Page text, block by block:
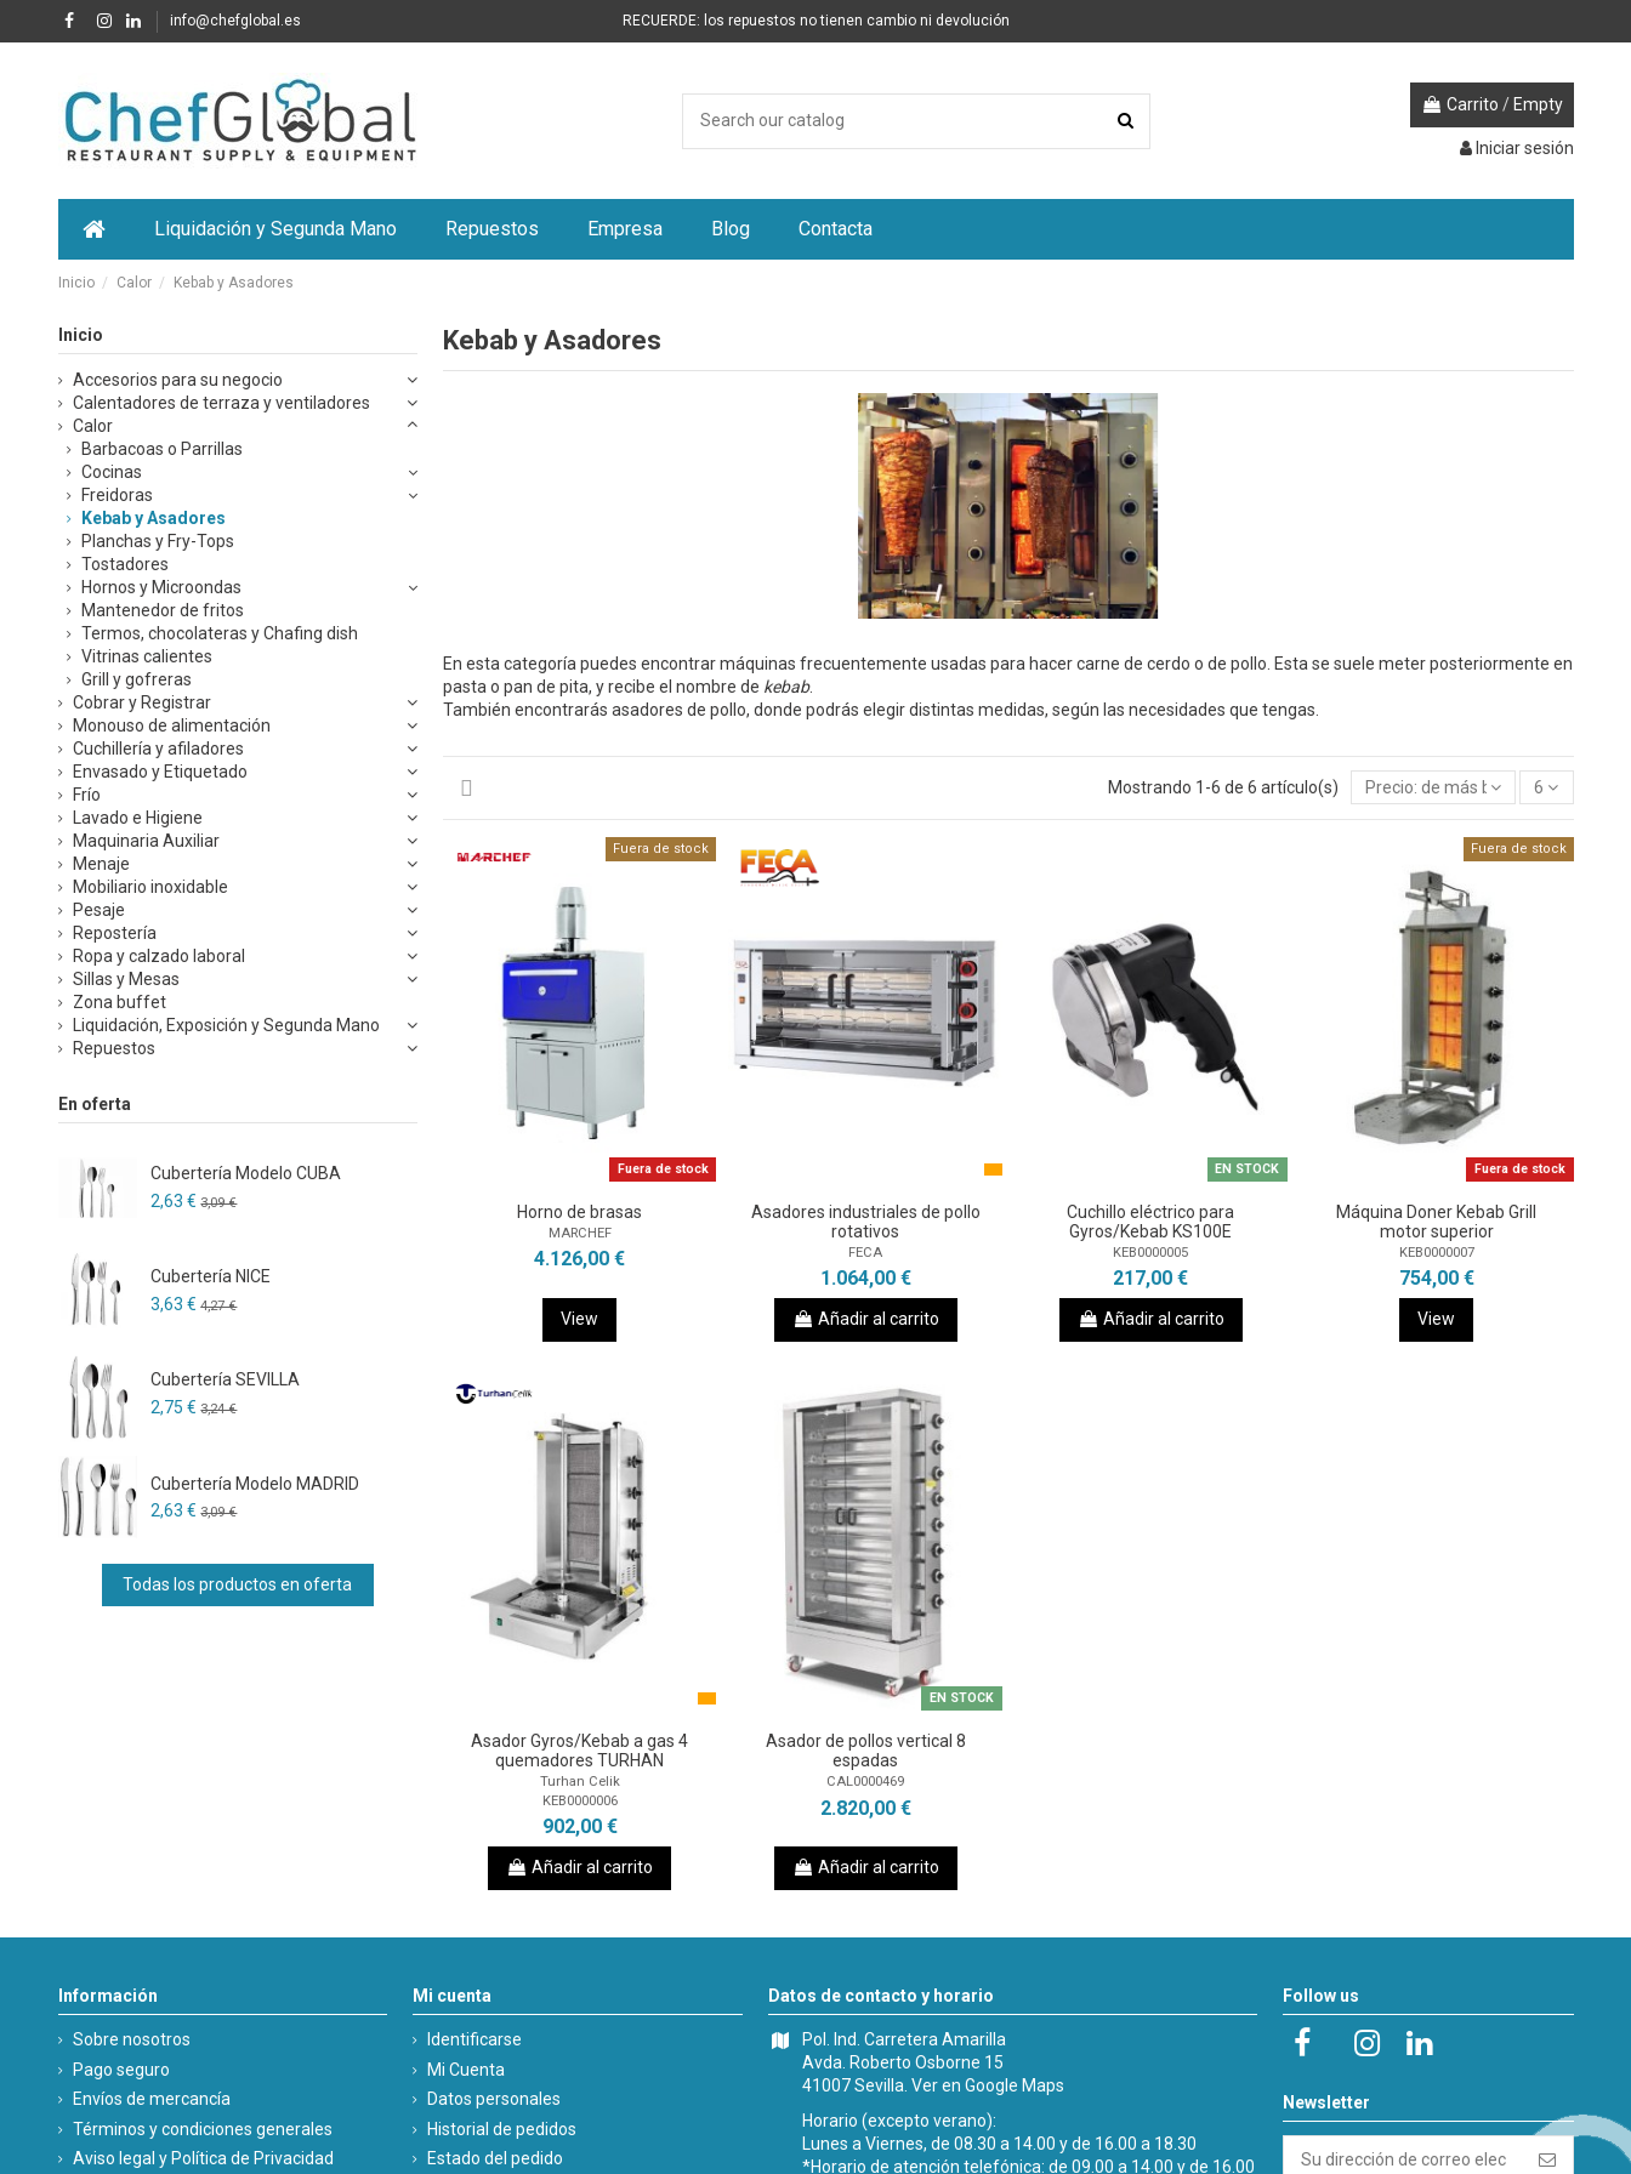
info@chefglobal.es RECUERDE: los repuestos no tienen cambio ni devolución
Carrito / Empty
Iniciar sesión
Liquidación y Segunda Mano Repuestos Empresa Blog Contacta
Inicio Calor Kebab y Asadores
Kebab y Asadores
En esta categoría puedes encontrar máquinas frecuentemente usadas para hacer carne de cerdo o de pollo. Esta se suele meter posteriormente en
pasta o pan de pita, y recibe el nombre de kebab.
También encontrarás asadores de pollo, donde podrás elegir distintas medidas, según las necesidades que tengas.
Mostrando 1-6 de 6 artículo(s) Precio: de más bajo a más alto
6
Fuera de stock
Fuera de stock
Horno de brasas
MARCHEF
4.126,00 €
View
Asadores industriales de pollo
rotativos
FECA
1.064,00 €
Añadir al carrito
EN STOCK
Cuchillo eléctrico para
Gyros/Kebab KS100E
KEB0000005
217,00 €
Añadir al carrito
Fuera de stock
Fuera de stock
Máquina Doner Kebab Grill
motor superior
KEB0000007
754,00 €
View
Asador Gyros/Kebab a gas 4
quemadores TURHAN
Turhan Celik
KEB0000006
902,00 €
Añadir al carrito
EN STOCK
Asador de pollos vertical 8
espadas
CAL0000469
2.820,00 €
Añadir al carrito
Inicio
Accesorios para su negocio
Calentadores de terraza y ventiladores
Calor
Barbacoas o Parrillas
Cocinas
Freidoras
Kebab y Asadores
Planchas y Fry-Tops
Tostadores
Hornos y Microondas
Mantenedor de fritos
Termos, chocolateras y Chafing dish
Vitrinas calientes
Grill y gofreras
Cobrar y Registrar
Monouso de alimentación
Cuchillería y afiladores
Envasado y Etiquetado
Frío
Lavado e Higiene
Maquinaria Auxiliar
Menaje
Mobiliario inoxidable
Pesaje
Repostería
Ropa y calzado laboral
Sillas y Mesas
Zona buffet
Liquidación, Exposición y Segunda Mano
Repuestos
En oferta
Cubertería Modelo CUBA
2,63 € 3,09 €
Cubertería NICE
3,63 € 4,27 €
Cubertería SEVILLA
2,75 € 3,24 €
Cubertería Modelo MADRID
2,63 € 3,09 €
Todas los productos en oferta
Información
Sobre nosotros
Pago seguro
Envíos de mercancía
Términos y condiciones generales
Aviso legal y Política de Privacidad
Mi cuenta
Identificarse
Mi Cuenta
Datos personales
Historial de pedidos
Estado del pedido
Datos de contacto y horario
Pol. Ind. Carretera Amarilla
Avda. Roberto Osborne 15
41007 Sevilla.Ver en Google Maps
Horario (excepto verano):
Lunes a Viernes, de 08.30 a 14.00 y de 16.00 a 18.30
*Horario de atención telefónica: de 09.00 a 14.00 y de 16.00
Follow us
Newsletter